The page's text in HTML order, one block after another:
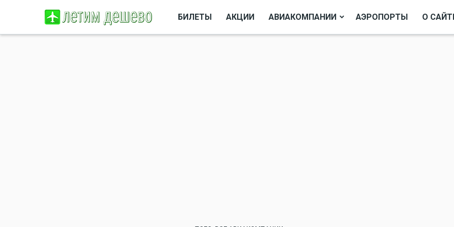
БИЛЕТЫ АКЦИИ АВИАКОМПАНИИ АЭРОПОРТЫ О